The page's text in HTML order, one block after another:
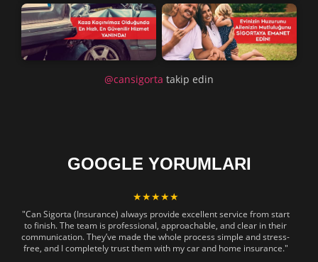
@cansigorta takip edin
GOOGLE YORUMLARI
★★★★★
"Can Sigorta (Insurance) always provide excellent service from start
to finish. The team is professional, approachable, and clear in their
communication. They’ve made the whole process simple and stress-
free, and I completely trust them with my car and home insurance."